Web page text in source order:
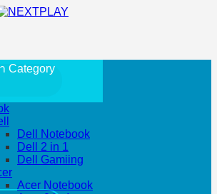
Category
Dell Notebook
Dell 2 in 1
Dell Gamiing
Acer Notebook